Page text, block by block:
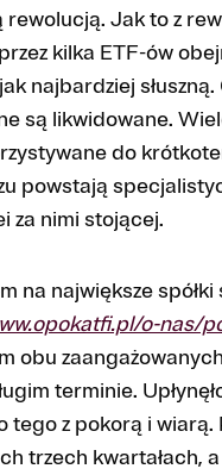
Jak to z
kilka ETF-ów
najbardziej
są likwidowane.
do
powstają
za nimi stojącej.
na największe
o-nas/
obu
terminie.
z pokorą i wiarą.
trzech kwartałach,